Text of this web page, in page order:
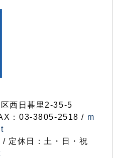
西日暮里2-35-5
：03-3805-2518 / m
定休日：土・日・祝